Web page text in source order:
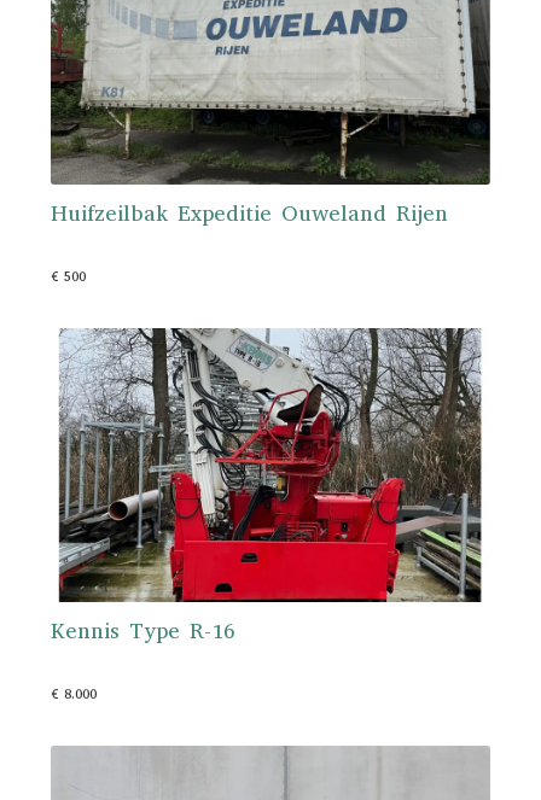
Huifzeilbak Expeditie Ouweland Rijen
€ 500
Kennis Type R-16
€ 8.000